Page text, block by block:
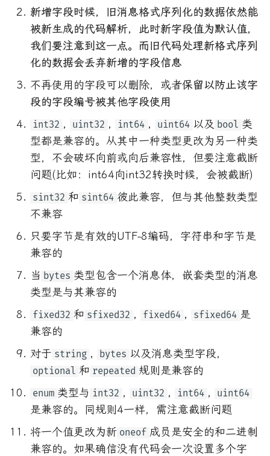
新增字段时候，旧消息格式序列化的数据依然能
被新生成的代码解析，此时新字段值为默认值，
我们要注意到这一点。而旧代码处理新格式序列
化的数据会丢弃新增的字段信息
不再使用的字段可以删除，或者保留以防止该字
段的字段编号被其他字段使用
int32 , uint32 , int64 , uint64 以及 bool 类
型都是兼容的。从其中一种类型更改为另一种类
型，不会破坏向前或向后兼容性，但要注意截断
问题(比如：int64向int32转换时候，会被截断)
sint32 和 sint64 彼此兼容，但与其他整数类型
不兼容
只要字节是有效的UTF-8编码，字符串和字节是
兼容的
当 bytes 类型包含一个消息体，嵌套类型的消息
类型是与其兼容的
fixed32 和 sfixed32 , fixed64 , sfixed64 是
兼容的
对于 string , bytes 以及消息类型字段，
optional 和 repeated 规则是兼容的
enum 类型与 int32 , uint32 , int64 , uint64
是兼容的。同规则4一样，需注意截断问题
将一个值更改为新 oneof 成员是安全的和二进制
兼容的。如果确信没有代码会一次设置多个字